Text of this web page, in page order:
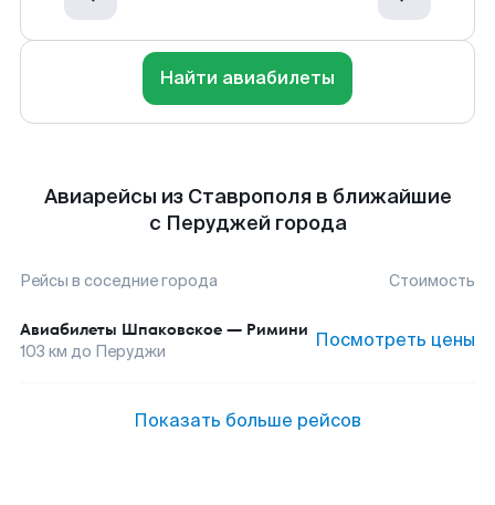
Найти авиабилеты
Авиарейсы из Ставрополя в ближайшие
с Перуджей города
Рейсы в соседние города Стоимость
Авиабилеты Шпаковское — Римини
103 км до Перуджи Посмотреть цены
Показать больше рейсов